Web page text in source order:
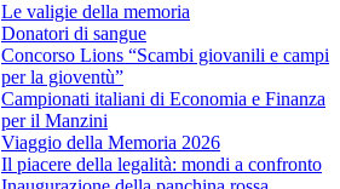
Le valigie della memoria
Donatori di sangue
Concorso Lions “Scambi giovanili e campi
per la gioventù”
Campionati italiani di Economia e Finanza
per il Manzini
Viaggio della Memoria 2026
Il piacere della legalità: mondi a confronto